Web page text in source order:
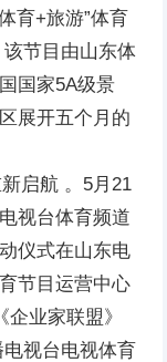
育+旅游”体育
节目由山东体
国家5A级景
展开五个月的
启航 。5月21
视台体育频道
仪式在山东电
节目运营中心
业家联盟》
视台电视体育